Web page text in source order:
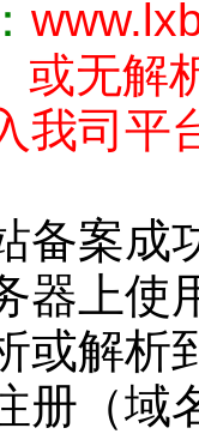
或无解
我司平
备案成
器上使
或解析
册（域